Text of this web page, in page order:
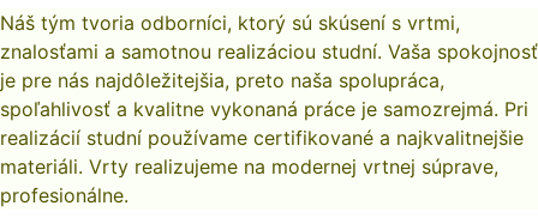
Náš tým tvoria odborníci, ktorý sú skúsení s vrtmi,
znalosťami a samotnou realizáciou studní. Vaša spokojnosť
je pre nás najdôležitejšia, preto naša spolupráca,
spoľahlivosť a kvalitne vykonaná práce je samozrejmá. Pri
realizácií studní používame certifikované a najkvalitnejšie
materiáli. Vrty realizujeme na modernej vrtnej súprave,
profesionálne.